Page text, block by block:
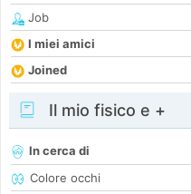
Job
I miei amici
Joined
Il mio fisico e +
In cerca di
Colore occhi